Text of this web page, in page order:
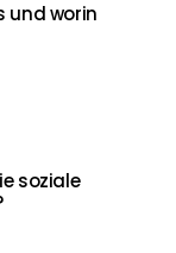
und worin
soziale